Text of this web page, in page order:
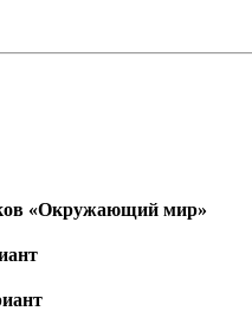
«Окружающий мир»